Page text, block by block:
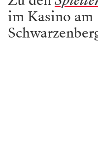
im Kasino am